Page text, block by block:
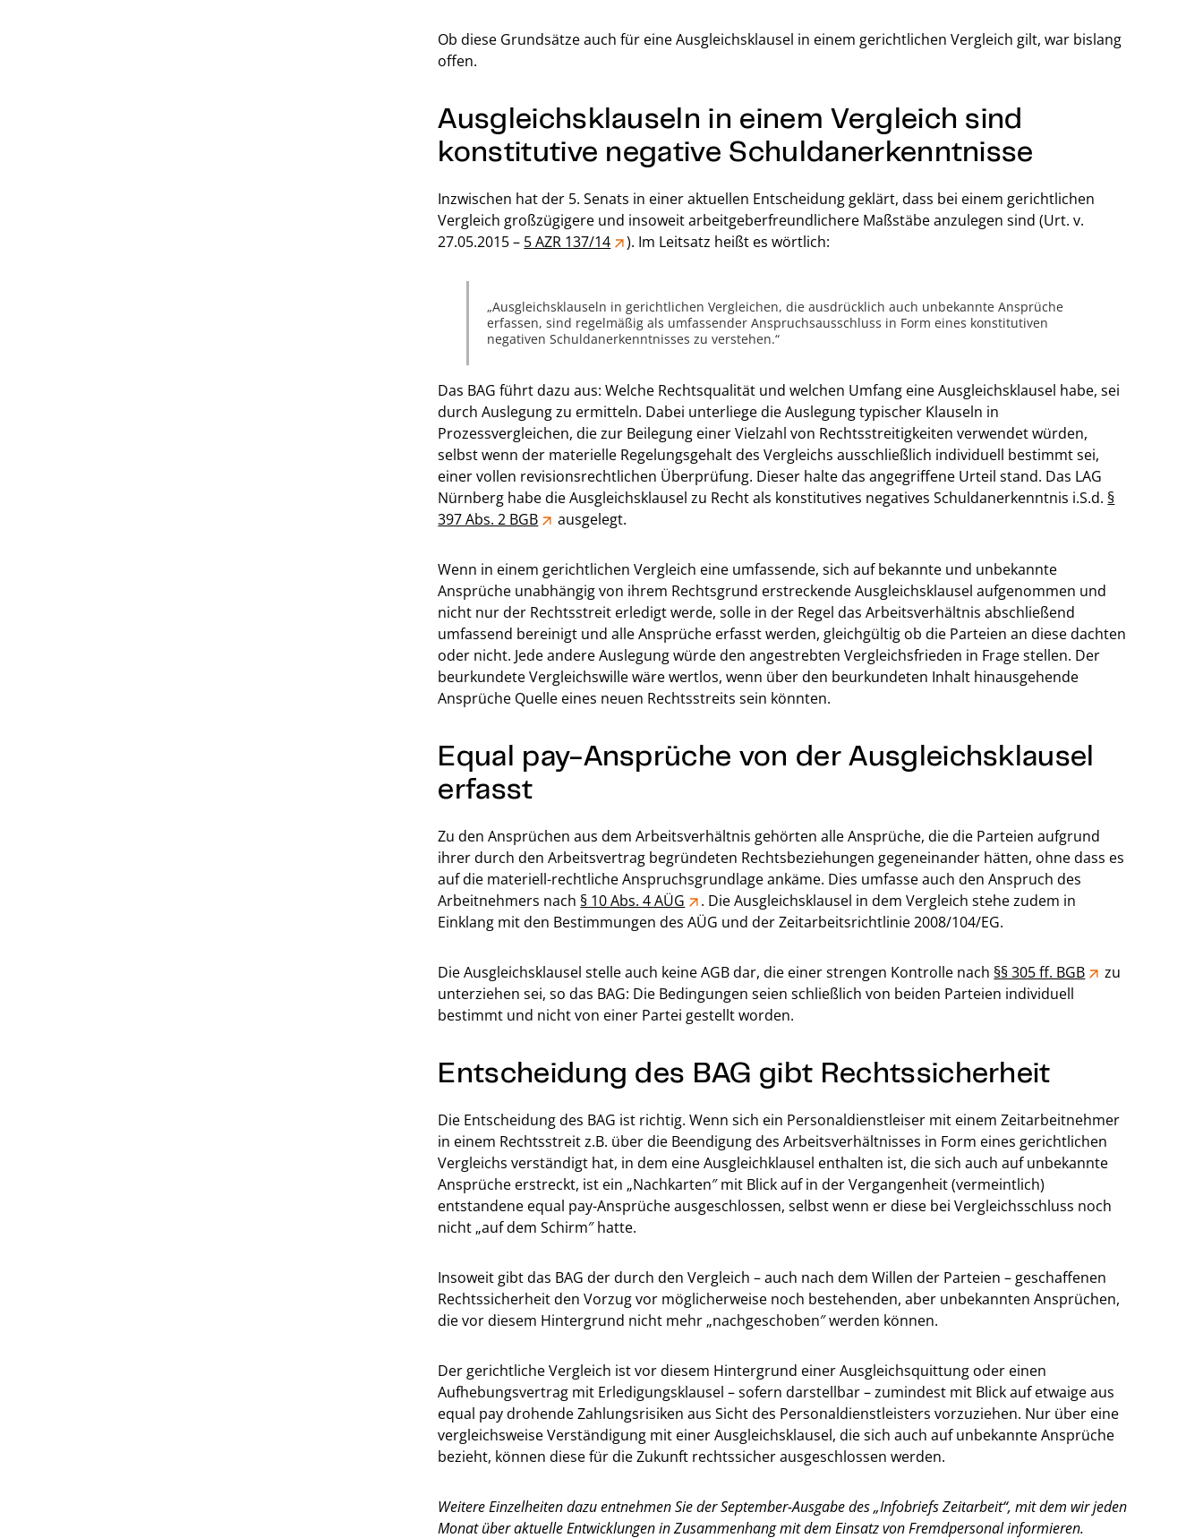
Ob diese Grundsätze auch für eine Ausgleichsklausel in einem gerichtlichen Vergleich gilt, war bislang
offen.
Ausgleichsklauseln in einem Vergleich sind
konstitutive negative Schuldanerkenntnisse
Inzwischen hat der 5. Senats in einer aktuellen Entscheidung geklärt, dass bei einem gerichtlichen
Vergleich großzügigere und insoweit arbeitgeberfreundlichere Maßstäbe anzulegen sind (Urt. v.
27.05.2015 – 5 AZR 137/14 ). Im Leitsatz heißt es wörtlich:
Ausgleichsklauseln in gerichtlichen Vergleichen, die ausdrücklich auch unbekannte Ansprüche
erfassen, sind regelmäßig als umfassender Anspruchsausschluss in Form eines konstitutiven
negativen Schuldanerkenntnisses zu verstehen.
Das BAG führt dazu aus: Welche Rechtsqualität und welchen Umfang eine Ausgleichsklausel habe, sei
durch Auslegung zu ermitteln. Dabei unterliege die Auslegung typischer Klauseln in
Prozessvergleichen, die zur Beilegung einer Vielzahl von Rechtsstreitigkeiten verwendet würden,
selbst wenn der materielle Regelungsgehalt des Vergleichs ausschließlich individuell bestimmt sei,
einer vollen revisionsrechtlichen Überprüfung. Dieser halte das angegriffene Urteil stand. Das LAG
Nürnberg habe die Ausgleichsklausel zu Recht als konstitutives negatives Schuldanerkenntnis i.S.d. §
397 Abs. 2 BGB
ausgelegt.
Wenn in einem gerichtlichen Vergleich eine umfassende, sich auf bekannte und unbekannte
Ansprüche unabhängig von ihrem Rechtsgrund erstreckende Ausgleichsklausel aufgenommen und
nicht nur der Rechtsstreit erledigt werde, solle in der Regel das Arbeitsverhältnis abschließend
umfassend bereinigt und alle Ansprüche erfasst werden, gleichgültig ob die Parteien an diese dachten
oder nicht. Jede andere Auslegung würde den angestrebten Vergleichsfrieden in Frage stellen. Der
beurkundete Vergleichswille wäre wertlos, wenn über den beurkundeten Inhalt hinausgehende
Ansprüche Quelle eines neuen Rechtsstreits sein könnten.
Equal pay-Ansprüche von der Ausgleichsklausel
erfasst
Zu den Ansprüchen aus dem Arbeitsverhältnis gehörten alle Ansprüche, die die Parteien aufgrund
ihrer durch den Arbeitsvertrag begründeten Rechtsbeziehungen gegeneinander hätten, ohne dass es
auf die materiell-rechtliche Anspruchsgrundlage ankäme. Dies umfasse auch den Anspruch des
Arbeitnehmers nach § 10 Abs. 4 AÜG
. Die Ausgleichsklausel in dem Vergleich stehe zudem in
Einklang mit den Bestimmungen des AÜG und der Zeitarbeitsrichtlinie 2008/104/EG.
Die Ausgleichsklausel stelle auch keine AGB dar, die einer strengen Kontrolle nach §§ 305 ff. BGB
zu
unterziehen sei, so das BAG: Die Bedingungen seien schließlich von beiden Parteien individuell
bestimmt und nicht von einer Partei gestellt worden.
Entscheidung des BAG gibt Rechtssicherheit
Die Entscheidung des BAG ist richtig. Wenn sich ein Personaldienstleiser mit einem Zeitarbeitnehmer
in einem Rechtsstreit z.B. über die Beendigung des Arbeitsverhältnisses in Form eines gerichtlichen
Vergleichs verständigt hat, in dem eine Ausgleichklausel enthalten ist, die sich auch auf unbekannte
Ansprüche erstreckt, ist ein „Nachkarten″ mit Blick auf in der Vergangenheit (vermeintlich)
entstandene equal pay-Ansprüche ausgeschlossen, selbst wenn er diese bei Vergleichsschluss noch
nicht „auf dem Schirm″ hatte.
Insoweit gibt das BAG der durch den Vergleich – auch nach dem Willen der Parteien – geschaffenen
Rechtssicherheit den Vorzug vor möglicherweise noch bestehenden, aber unbekannten Ansprüchen,
die vor diesem Hintergrund nicht mehr „nachgeschoben″ werden können.
Der gerichtliche Vergleich ist vor diesem Hintergrund einer Ausgleichsquittung oder einen
Aufhebungsvertrag mit Erledigungsklausel – sofern darstellbar – zumindest mit Blick auf etwaige aus
equal pay drohende Zahlungsrisiken aus Sicht des Personaldienstleisters vorzuziehen. Nur über eine
vergleichsweise Verständigung mit einer Ausgleichsklausel, die sich auch auf unbekannte Ansprüche
bezieht, können diese für die Zukunft rechtssicher ausgeschlossen werden.
Weitere Einzelheiten dazu entnehmen Sie der September-Ausgabe des „Infobriefs Zeitarbeit“, mit dem wir jeden
Monat über aktuelle Entwicklungen in Zusammenhang mit dem Einsatz von Fremdpersonal informieren.